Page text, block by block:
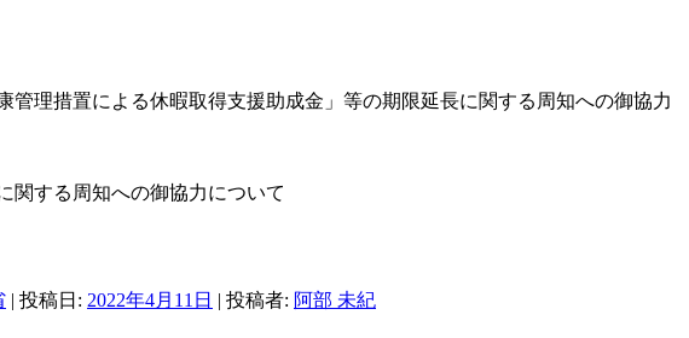
理措置による休暇取得支援助成金」等の期限延長に関する周知への御協力
関する周知への御協力について
| 投稿日: 2022年4月11日 | 投稿者: 阿部 未紀